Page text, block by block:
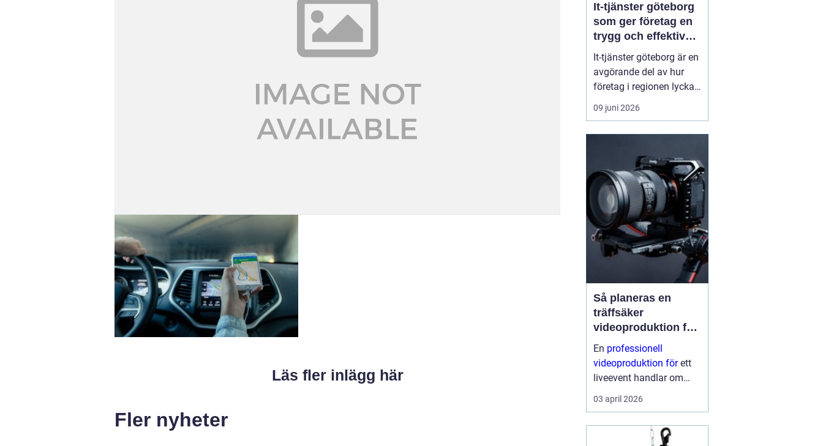
Läs fler inlägg här
Fler nyheter
It-tjänster göteborg
som ger företag en
trygg och effektiv
vardag
It-tjänster göteborg är en
avgörande del av hur
företag i regionen lyckas
skapa en säker, stabil
och effektiv digital
blir arbetsdagen
smidigare, personalen
mindre stressad och
kunderna mer nöjda.
Många verks...
09 juni 2026
Så planeras en
träffsäker
videoproduktion för
liveevent
En professionell
videoproduktion förett
liveevent handlar om
långt mer än kameror
och skärmar. Den avgör
talare, artister och
03 april 2026